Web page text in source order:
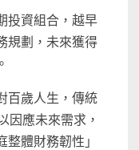
投資組合，越早
規劃，未來獲得
百歲人生，傳統
因應未來需求，
體財務韌性」